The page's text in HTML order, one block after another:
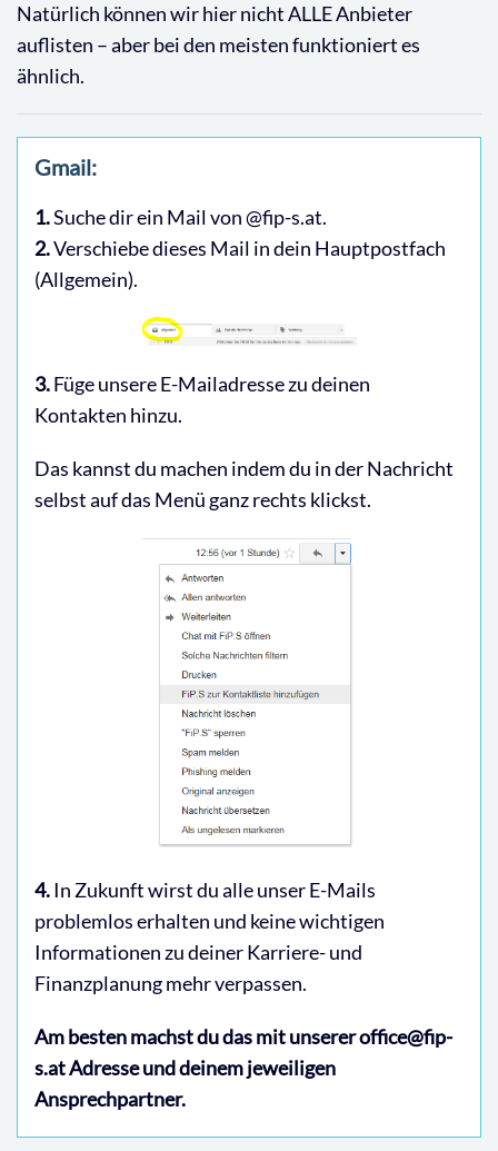
Natürlich können wir hier nicht ALLE Anbieter
auflisten – aber bei den meisten funktioniert es
ähnlich.
Gmail:
1.Suche dir ein Mail von @fip-s.at.
2.Verschiebe dieses Mail in dein Hauptpostfach
(Allgemein).
3.Füge unsere E-Mailadresse zu deinen
Kontakten hinzu.
Das kannst du machen indem du in der Nachricht
selbst auf das Menü ganz rechts klickst.
4.In Zukunft wirst du alle unser E-Mails
problemlos erhalten und keine wichtigen
Informationen zu deiner Karriere- und
Finanzplanung mehr verpassen.
Am besten machst du das mit unserer office@fip-
s.at Adresse und deinem jeweiligen
Ansprechpartner.